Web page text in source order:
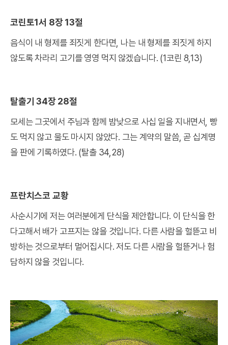
코린토1서 8장 13절
음식이 내 형제를 죄짓게 한다면, 나는 내 형제를 죄짓게 하지
않도록 차라리 고기를 영영 먹지 않겠습니다. (1코린 8,13)
탈출기 34장 28절
모세는 그곳에서 주님과 함께 밤낮으로 사십 일을 지내면서, 빵
도 먹지 않고 물도 마시지 않았다. 그는 계약의 말씀, 곧 십계명
을 판에 기록하였다. (탈출 34,28)
프란치스코 교황
사순시기에 저는 여러분에게 단식을 제안합니다. 이 단식을 한
다고해서 배가 고프지는 않을 것입니다. 다른 사람을 헐뜯고 비
방하는 것으로부터 멀어집시다. 저도 다른 사람을 헐뜯거나 험
담하지 않을 것입니다.